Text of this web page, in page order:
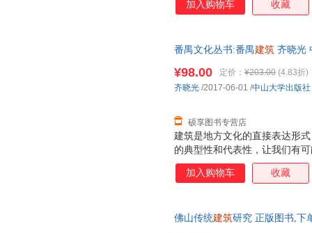
加入购物车
收藏
番禺文化丛书:番禺建筑 齐晓光
建筑是地方文化的直接表达形
的典型性和代表性，让我们有
统。
¥98.00 定价： ¥203.00 (4.83折)
硕享图书专营店
齐晓光 /2017-06-01 /中山大学出版社
加入购物车 收藏
佛山传统建筑研究 正版图书,下